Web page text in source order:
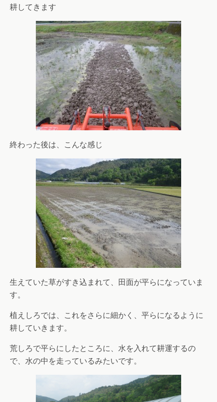
耕してきます
終わった後は、こんな感じ
生えていた草がすき込まれて、田面が平らになっていま
す。
植えしろでは、これをさらに細かく、平らになるように
耕していきます。
荒しろで平らにしたところに、水を入れて耕運するの
で、水の中を走っているみたいです。